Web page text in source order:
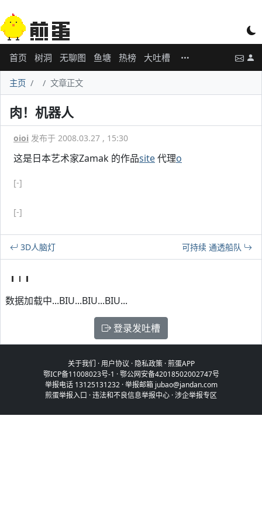
首页 树洞 无聊图 鱼塘 热榜 大吐槽
主页 文章正文
肉！机器人
oioi 发布于 2008.03.27 , 15:30
这是日本艺术家Zamak 的作品site代理o
[-]
[-]
3D人脑灯 可持续 通透船队
数据加载中...BIU...BIU...BIU...
登录发吐槽
关于我们 ·用户协议 · 隐私政策·煎蛋APP
鄂ICP备11008023号-1 ·鄂公网安备42018502002747号
举报电话 13125131232 · 举报邮箱 jubao@jandan.com
煎蛋举报入口 ·违法和不良信息举报中心 ·涉企举报专区